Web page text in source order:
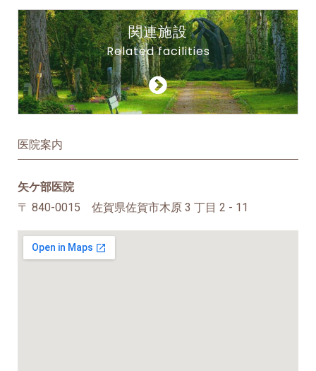
関連施設
Related facilities
医院案内
矢ケ部医院
〒 840-0015 佐賀県佐賀市木原 3 丁目 2 - 11